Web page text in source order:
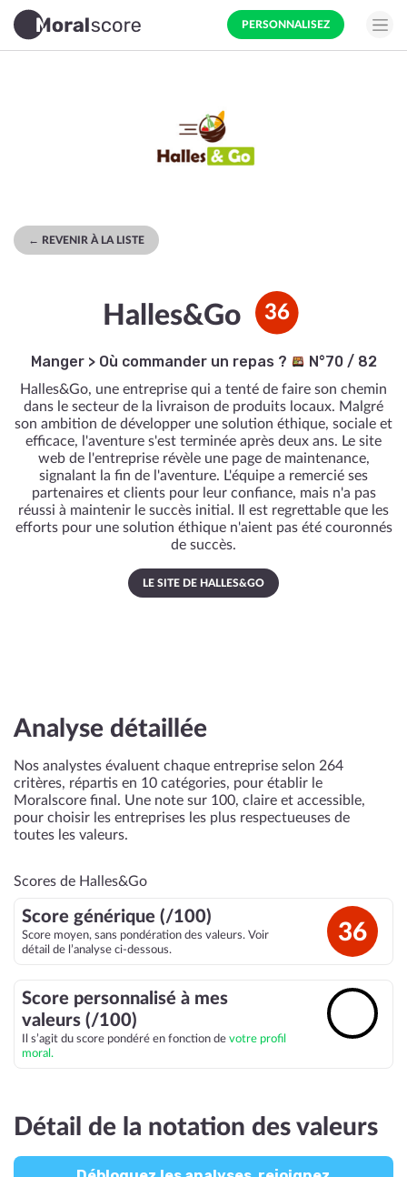
PERSONNALISEZ
← REVENIR À LA LISTE
Halles&Go 36
Manger> Où commander un repas ? N°70 / 82
Halles&Go, une entreprise qui a tenté de faire son chemin
dans le secteur de la livraison de produits locaux. Malgré
son ambition de développer une solution éthique, sociale et
efficace, l'aventure s'est terminée après deux ans. Le site
web de l'entreprise révèle une page de maintenance,
signalant la fin de l'aventure. L'équipe a remercié ses
partenaires et clients pour leur confiance, mais n'a pas
réussi à maintenir le succès initial. Il est regrettable que les
efforts pour une solution éthique n'aient pas été couronnés
de succès.
LE SITE DE HALLES&GO
Analyse détaillée
Nos analystes évaluent chaque entreprise selon 264
critères, répartis en 10 catégories, pour établir le
Moralscore final. Une note sur 100, claire et accessible,
pour choisir les entreprises les plus respectueuses de
toutes les valeurs.
Scores de Halles&Go
Score générique (/100)
Score moyen, sans pondération des valeurs. Voir
détail de l’analyse ci-dessous.
36
Score personnalisé à mes
valeurs (/100)
Il s’agit du score pondéré en fonction de votre profil
moral.
Détail de la notation des valeurs